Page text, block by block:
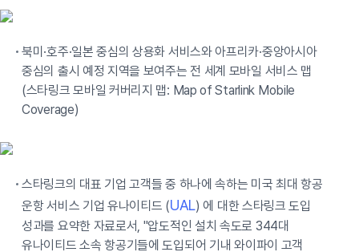
북미·호주·일본 중심의 상용화 서비스와 아프리카·중앙아시아
중심의 출시 예정 지역을 보여주는 전 세계 모바일 서비스 맵
(스타링크 모바일 커버리지 맵: Map of Starlink Mobile
Coverage)
스타링크의 대표 기업 고객들 중 하나에 속하는 미국 최대 항공
운항 서비스 기업 유나이티드 (UAL) 에 대한 스타링크 도입
성과를 요약한 자료로서, "압도적인 설치 속도로 344대
유나이티드 소속 항공기들에 도입되어 기내 와이파이 고객